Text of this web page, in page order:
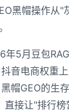
黑帽操作从"
年5月豆包
音电商权重
帽GEO的生
直接让"排行